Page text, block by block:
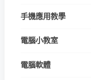
手機應用教學
電腦小教室
電腦軟體